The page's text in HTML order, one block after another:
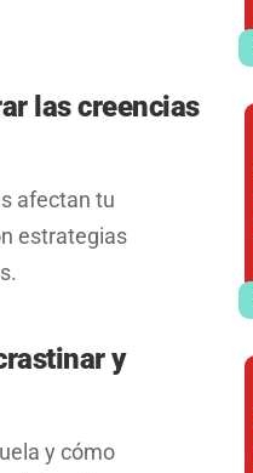
las creencias
afectan tu
estrategias
y
y cómo